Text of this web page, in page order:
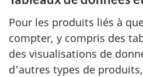
Pour les produits liés à
compter, y compris des
des visualisations de
d'autres types de